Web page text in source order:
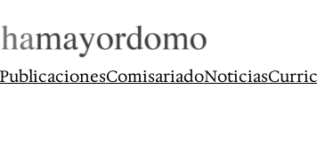
ComisariadoNoticias